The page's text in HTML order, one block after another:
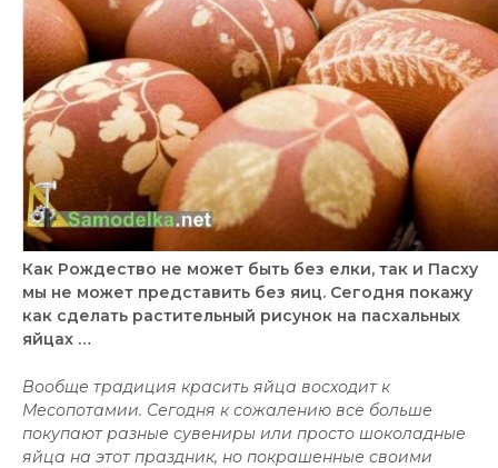
Как Рождество не может быть без елки, так и Пасху
мы не может представить без яиц. Сегодня покажу
как сделать растительный рисунок на пасхальных
яйцах …
Вообще традиция красить яйца восходит к
Месопотамии. Сегодня к сожалению все больше
покупают разные сувениры или просто шоколадные
яйца на этот праздник, но покрашенные своими